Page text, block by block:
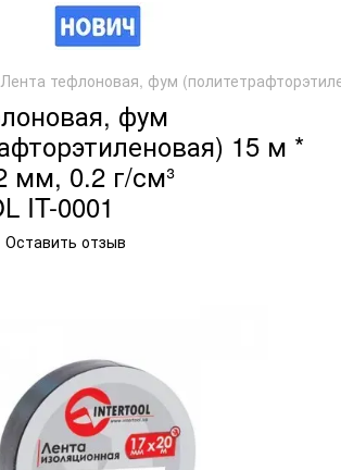
Лента тефлоновая, фум
фум
15 м *
мм, 0.2 г/см³
IT-0001
Оставить отзыв